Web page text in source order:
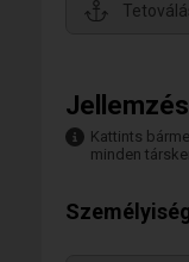
Kattints
minden